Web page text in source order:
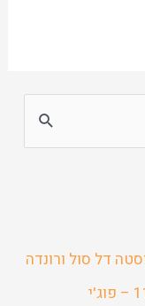
דל סול ורונדה
יומן מסע ביפן – פרק 11 – פוג'י